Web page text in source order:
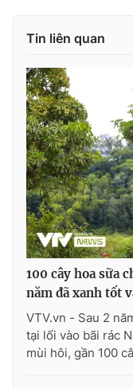
Emagazine
Photo
Video
VTV Money
VTV Sức khoẻ
Thị trường 24h
VTV4
Tin liên quan
100 cây hoa sữa
năm đã xanh tốt
VTV.vn - Sau 2
tại lối vào bãi rác
mùi hôi, gần 100